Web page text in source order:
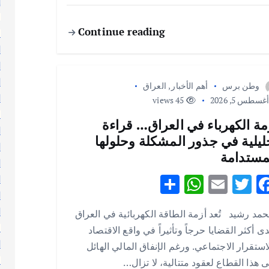
Continue reading
وطن برس أهم الأخبار , العراق
5, 2026
الكهرباء في العراق… قراءة
في جذور المشكلة وحلولها
F
e
b
o
T
w
it
te
r
E
m
ai
l
W
h
at
s
A
S
h
ar
e
رشيد تُعد أزمة الطاقة الكهربائية في العراق
أكثر القضايا حرجاً وتأثيراً في واقع الاقتصاد
الاجتماعي. ورغم الإنفاق المالي الهائل
هذا القطاع لعقود متتالية، لا تزال…